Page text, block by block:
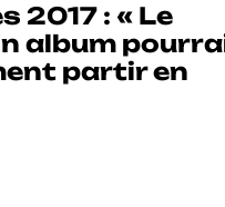
2017 : « Le
album
partir en